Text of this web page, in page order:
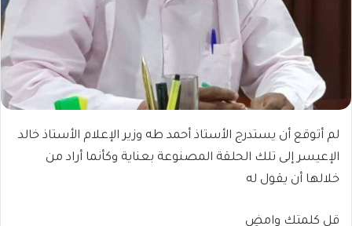
لم أتوقع أن يستدرج الأستاذ أحمد طه وزير الإعلام الأستاذ خالد
الإعيسر إلى تلك الحلقة المصنوعة بعناية وكأنما أراد من
خلالها أن يقول له
قل كلمتك وامضِ